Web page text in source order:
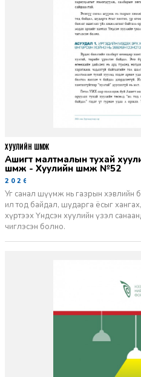
Ашигт малтмалын тухай хуулийн төсөлд өгөх санал,
шүүмж - Хуулийн шүүмж №52
2026-06-29
Уг санал шүүмж нь газрын хэвлийн
ил тод байдал, шударга ёсыг хангах,
хүртээх Үндсэн хуулийн үзэл
чиглэсэн болно.
ХУУЛИЙН ШҮҮМЖ